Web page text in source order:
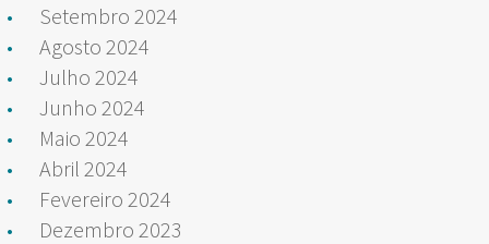
Setembro 2024
Agosto 2024
Julho 2024
Junho 2024
Maio 2024
Abril 2024
Fevereiro 2024
Dezembro 2023